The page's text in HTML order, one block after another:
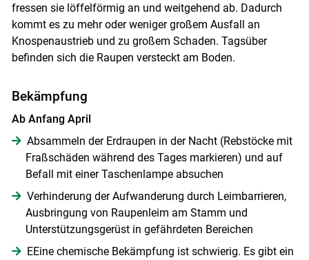
fressen sie löffelförmig an und weitgehend ab. Dadurch
kommt es zu mehr oder weniger großem Ausfall an
Knospenaustrieb und zu großem Schaden. Tagsüber
befinden sich die Raupen versteckt am Boden.
Bekämpfung
Ab Anfang April
Absammeln der Erdraupen in der Nacht (Rebstöcke mit
Fraßschäden während des Tages markieren) und auf
Befall mit einer Taschenlampe absuchen
Verhinderung der Aufwanderung durch Leimbarrieren,
Ausbringung von Raupenleim am Stamm und
Unterstützungsgerüst in gefährdeten Bereichen
EEine chemische Bekämpfung ist schwierig. Es gibt ein